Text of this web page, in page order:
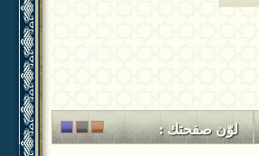
لوّن صفحتك :